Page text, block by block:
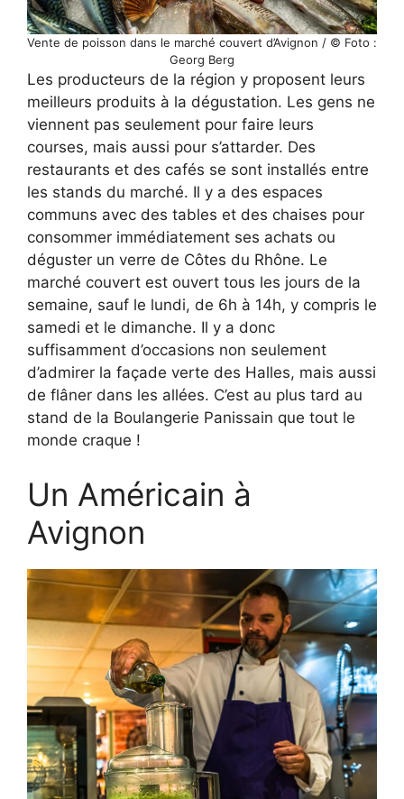
Vente de poisson dans le marché couvert d’Avignon / © Foto :
Georg Berg
Les producteurs de la région y proposent leurs
meilleurs produits à la dégustation. Les gens ne
viennent pas seulement pour faire leurs
courses, mais aussi pour s’attarder. Des
restaurants et des cafés se sont installés entre
les stands du marché. Il y a des espaces
communs avec des tables et des chaises pour
consommer immédiatement ses achats ou
déguster un verre de Côtes du Rhône. Le
marché couvert est ouvert tous les jours de la
semaine, sauf le lundi, de 6h à 14h, y compris le
samedi et le dimanche. Il y a donc
suffisamment d’occasions non seulement
d’admirer la façade verte des Halles, mais aussi
de flâner dans les allées. C’est au plus tard au
stand de la Boulangerie Panissain que tout le
monde craque !
Un Américain à
Avignon